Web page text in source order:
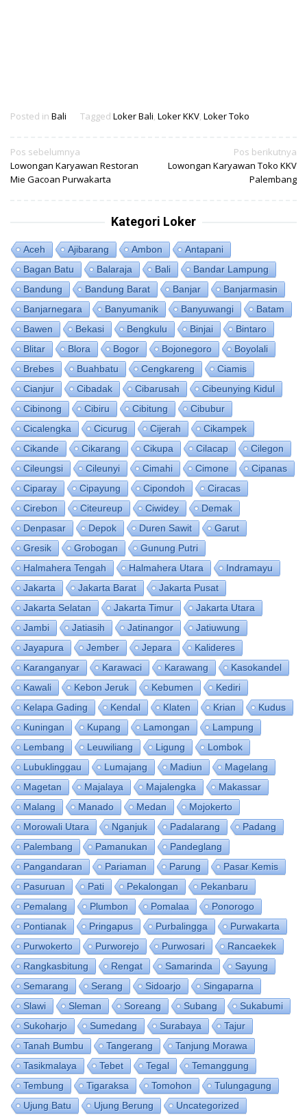
Posted in Bali Tagged Loker Bali, Loker KKV, Loker Toko
Navigasi
pos
Pos sebelumnya
Lowongan Karyawan Restoran
Mie Gacoan Purwakarta
Pos berikutnya
Lowongan Karyawan Toko KKV
Palembang
Kategori Loker
Aceh Ajibarang Ambon
Antapani
Bagan Batu
Balaraja Bali
Bandar Lampung
Bandung
Bandung Barat Banjar
Banjarmasin
Banjarnegara
Banyumanik Banyuwangi
Batam
Bawen
Bekasi Bengkulu Binjai
Bintaro
Blitar
Blora Bogor Bojonegoro
Boyolali
Brebes
Buahbatu Cengkareng
Ciamis
Cianjur
Cibadak Cibarusah
Cibeunying Kidul
Cibinong
Cibiru Cibitung
Cibubur
Cicalengka
Cicurug Cijerah
Cikampek
Cikande
Cikarang Cikupa Cilacap
Cilegon
Cileungsi
Cileunyi Cimahi Cimone
Cipanas
Ciparay
Cipayung Cipondoh
Ciracas
Cirebon
Citeureup Ciwidey
Demak
Denpasar
Depok Duren Sawit
Garut
Gresik
Grobogan
Gunung Putri
Halmahera Tengah
Halmahera Utara
Indramayu
Jakarta
Jakarta Barat
Jakarta Pusat
Jakarta Selatan
Jakarta Timur
Jakarta Utara
Jambi
Jatiasih Jatinangor
Jatiuwung
Jayapura
Jember Jepara
Kalideres
Karanganyar
Karawaci Karawang
Kasokandel
Kawali
Kebon Jeruk Kebumen
Kediri
Kelapa Gading
Kendal Klaten Krian
Kudus
Kuningan
Kupang Lamongan
Lampung
Lembang
Leuwiliang Ligung
Lombok
Lubuklinggau
Lumajang Madiun
Magelang
Magetan
Majalaya Majalengka
Makassar
Malang
Manado Medan
Mojokerto
Morowali Utara
Nganjuk Padalarang
Padang
Palembang
Pamanukan
Pandeglang
Pangandaran
Pariaman Parung
Pasar Kemis
Pasuruan
Pati Pekalongan
Pekanbaru
Pemalang
Plumbon Pomalaa
Ponorogo
Pontianak
Pringapus Purbalingga
Purwakarta
Purwokerto
Purworejo Purwosari
Rancaekek
Rangkasbitung
Rengat Samarinda
Sayung
Semarang
Serang Sidoarjo
Singaparna
Slawi
Sleman Soreang Subang
Sukabumi
Sukoharjo
Sumedang Surabaya
Tajur
Tanah Bumbu
Tangerang
Tanjung Morawa
Tasikmalaya
Tebet Tegal
Temanggung
Tembung
Tigaraksa Tomohon
Tulungagung
Ujung Batu
Ujung Berung Uncategorized